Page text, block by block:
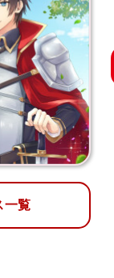
一覧